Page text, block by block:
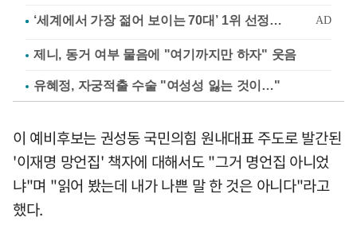
제니, 동거 여부 물음에 "여기까지만 하자" 웃음
유혜정, 자궁적출 수술 "여성성 잃는 것이…"
이 예비후보는 권성동 국민의힘 원내대표 주도로 발간된
'이재명 망언집' 책자에 대해서도 "그거 명언집 아니었
냐"며 "읽어 봤는데 내가 나쁜 말 한 것은 아니다"라고
했다.